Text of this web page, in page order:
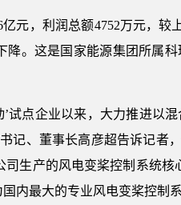
亿元，利润总额4752万元，
降。这是国家能源集团所属
’试点企业以来，大力推进以
记、董事长高彦超告诉记者
生产的风电变桨控制系统
内最大的专业风电变桨控制